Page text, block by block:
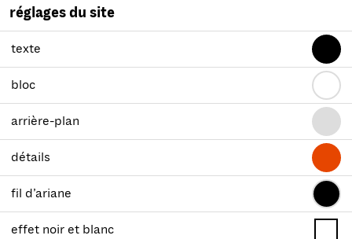
réglages du site
texte
bloc
arrière-plan
détails
fil d’ariane
effet noir et blanc